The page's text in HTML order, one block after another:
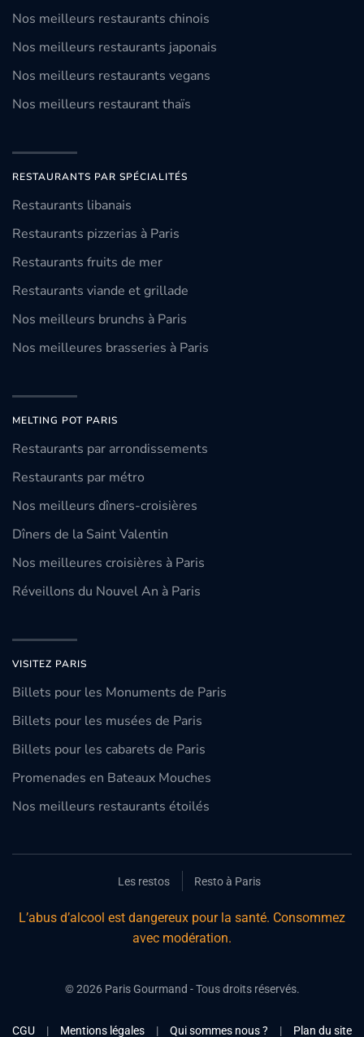
Nos meilleurs restaurants chinois
Nos meilleurs restaurants japonais
Nos meilleurs restaurants vegans
Nos meilleurs restaurant thaïs
RESTAURANTS PAR SPÉCIALITÉS
Restaurants libanais
Restaurants pizzerias à Paris
Restaurants fruits de mer
Restaurants viande et grillade
Nos meilleurs brunchs à Paris
Nos meilleures brasseries à Paris
MELTING POT PARIS
Restaurants par arrondissements
Restaurants par métro
Nos meilleurs dîners-croisières
Dîners de la Saint Valentin
Nos meilleures croisières à Paris
Réveillons du Nouvel An à Paris
VISITEZ PARIS
Billets pour les Monuments de Paris
Billets pour les musées de Paris
Billets pour les cabarets de Paris
Promenades en Bateaux Mouches
Nos meilleurs restaurants étoilés
Les restos Resto à Paris
L’abus d’alcool est dangereux pour la santé. Consommez
avec modération.
©2026Paris Gourmand - Tous droits réservés.
CGU | Mentions légales | Qui sommes nous ? | Plan du site